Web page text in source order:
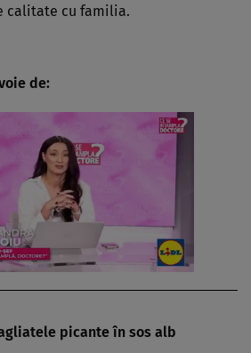
calitate cu familia.
de:
picante în sos alb